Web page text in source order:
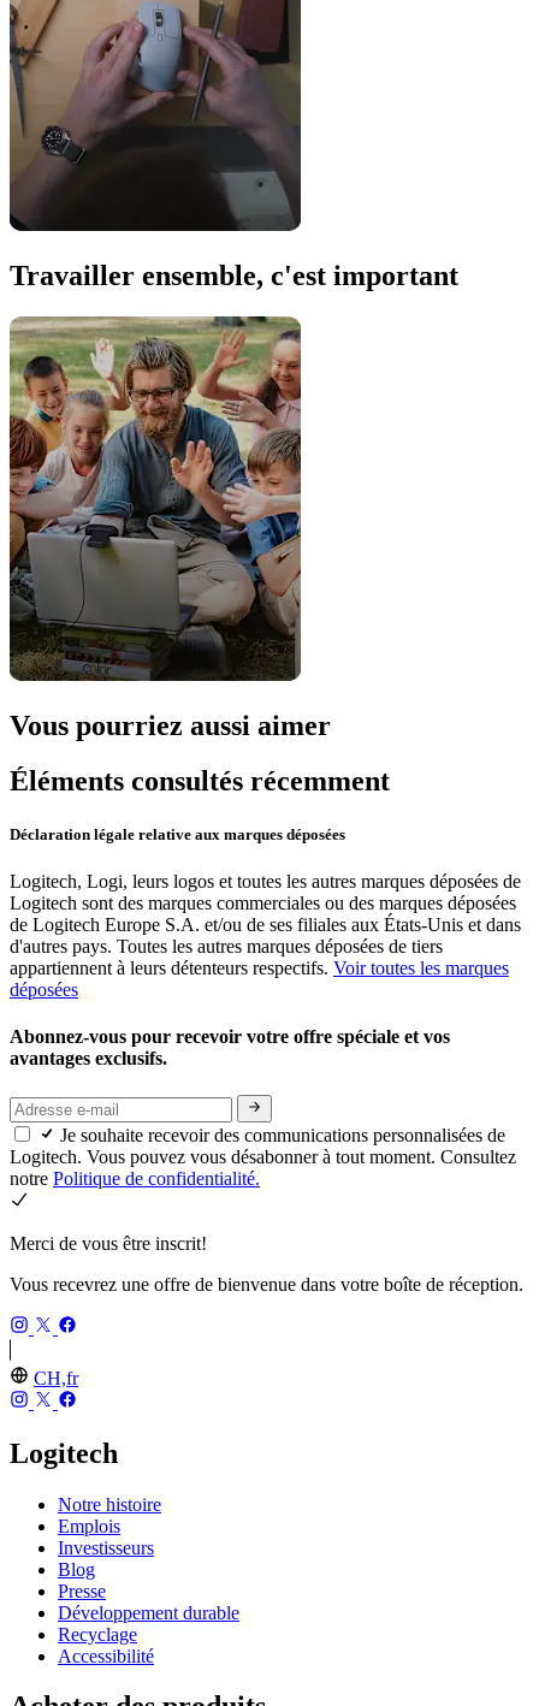
Travailler ensemble, c'est important
Vous pourriez aussi aimer
Éléments consultés récemment
Déclaration légale relative aux marques déposées
Logitech, Logi, leurs logos et toutes les autres marques déposées de
Logitech sont des marques commerciales ou des marques déposées
de Logitech Europe S.A. et/ou de ses filiales aux États-Unis et dans
d'autres pays. Toutes les autres marques déposées de tiers
appartiennent à leurs détenteurs respectifs. Voir toutes les marques
déposées
Abonnez-vous pour recevoir votre offre spéciale et vos
avantages exclusifs.
Je souhaite recevoir des communications personnalisées de
Logitech. Vous pouvez vous désabonner à tout moment. Consultez
notre Politique de confidentialité.
Merci de vous être inscrit!
Vous recevrez une offre de bienvenue dans votre boîte de réception.
CH,fr
Logitech
Notre histoire
Emplois
Investisseurs
Blog
Presse
Développement durable
Recyclage
Accessibilité